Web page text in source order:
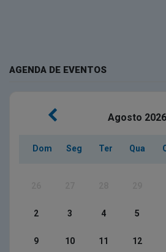
AGENDA DE EVENTOS
Agosto 2026
Dom Seg Ter Qua
2 3 4 5
9 10 11 12